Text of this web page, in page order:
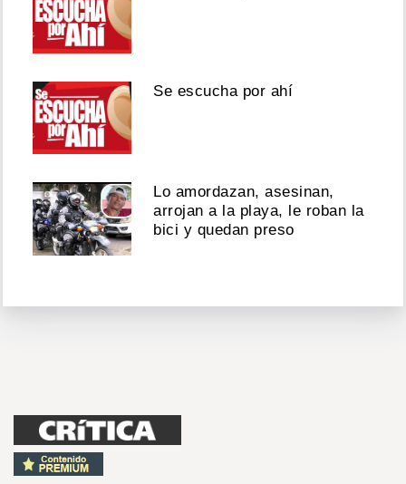
Se escucha por ahí
Lo amordazan, asesinan,
arrojan a la playa, le roban la
bici y quedan preso